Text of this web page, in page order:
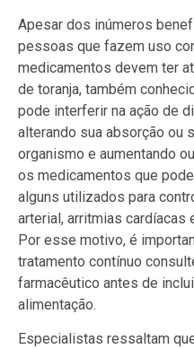
Apesar dos inúmeros
pessoas que fazem uso
medicamentos devem ter
de toranja, também
pode interferir na ação de
alterando sua absorção ou
organismo e aumentando
os medicamentos que
alguns utilizados para
arterial, arritmias cardíacas
Por esse motivo, é
tratamento contínuo
farmacêutico antes de
alimentação.
Especialistas ressaltam